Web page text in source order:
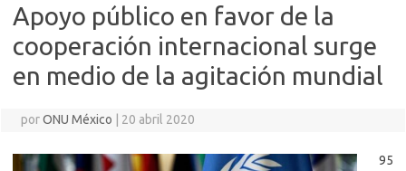
Apoyo público en favor de la
cooperación internacional surge
en medio de la agitación mundial
porONU México 20 abril 2020
95